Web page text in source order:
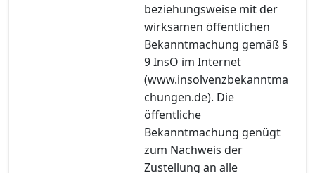
beziehungsweise mit der
wirksamen öffentlichen
Bekanntmachung gemäß §
9 InsO im Internet
(www.insolvenzbekanntma
chungen.de). Die
öffentliche
Bekanntmachung genügt
zum Nachweis der
Zustellung an alle